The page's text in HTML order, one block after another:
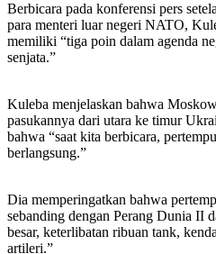
Berbicara pada konferensi pers
para menteri luar negeri NATO,
memiliki “tiga poin dalam agenda
senjata.”
Kuleba menjelaskan bahwa
pasukannya dari utara ke timur
bahwa “saat kita berbicara,
berlangsung.”
Dia memperingatkan bahwa
sebanding dengan Perang Dunia II
besar, keterlibatan ribuan tank,
artileri.”